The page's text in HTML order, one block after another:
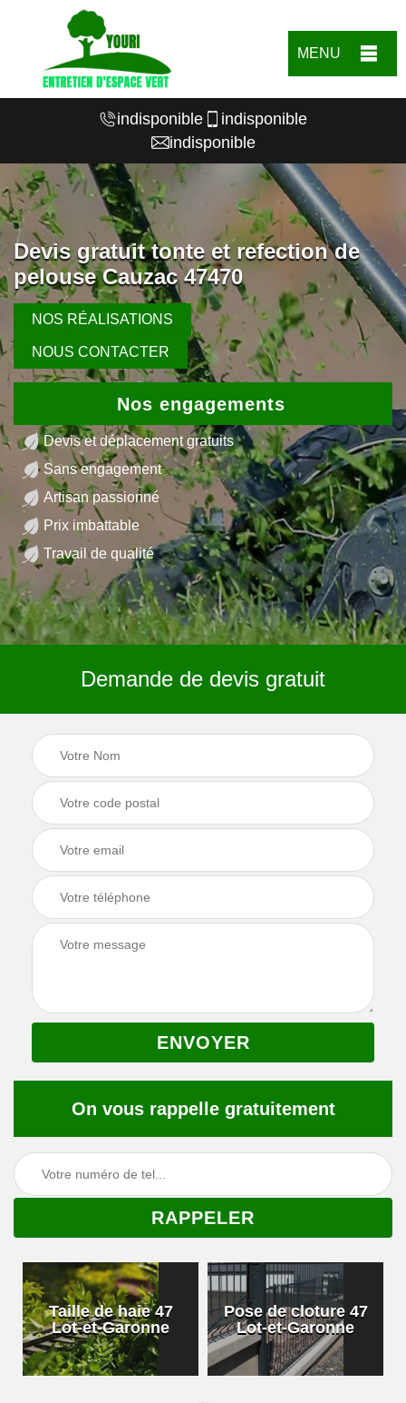
MENU
indisponible
indisponible
indisponible
Devis gratuit tonte et refection de
pelouse Cauzac 47470
NOS RÉALISATIONS
NOUS CONTACTER
Nos engagements
Devis et déplacement gratuits
Sans engagement
Artisan passionné
Prix imbattable
Travail de qualité
Demande de devis gratuit
On vous rappelle gratuitement
Taille de haie 47
Lot-et-Garonne
Pose de cloture 47
Lot-et-Garonne